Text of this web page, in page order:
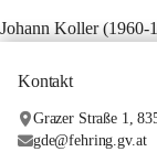
Johann Koller (1960-
Kontakt
Grazer Straße 1,
gde@fehring.gv.at